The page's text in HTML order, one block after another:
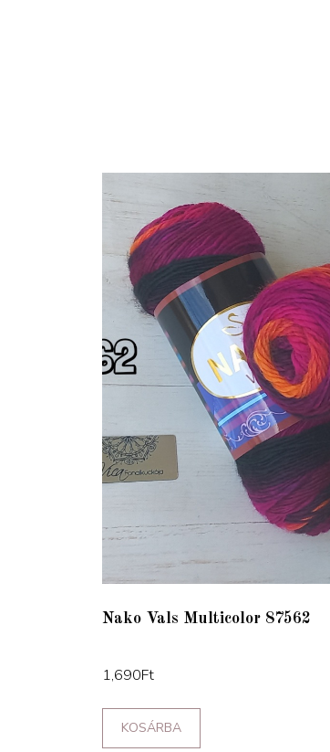
Nako Vals Multicolor 87562
1,690Ft
KOSÁRBA